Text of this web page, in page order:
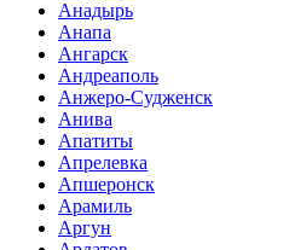
Анадырь
Анапа
Ангарск
Андреаполь
Анжеро-Судженск
Анива
Апатиты
Апрелевка
Апшеронск
Арамиль
Аргун